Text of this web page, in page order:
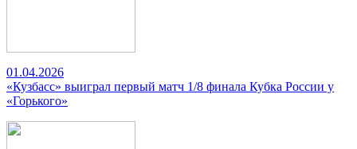
01.04.2026
«Кузбасс» выиграл первый матч 1/8 финала Кубка России у
«Горького»